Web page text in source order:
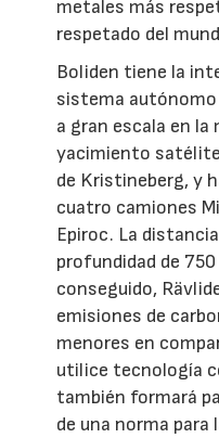
metales más
respetado del
Boliden tiene la
sistema
a gran escala en la
yacimiento
de Kristineberg, y
cuatro camiones
Epiroc. La
profundidad de
conseguido,
emisiones de
menores en
utilice tecnología
también formará
de una norma para